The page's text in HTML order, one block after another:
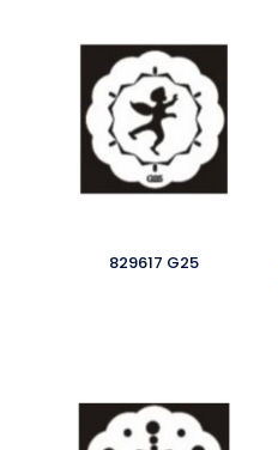
829617 G25